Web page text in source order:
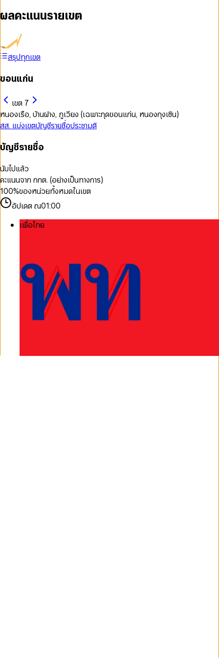
ผลคะแนนรายเขต
สรุปทุกเขต
ขอนแก่น
เขต 7
หนองเรือ, บ้านฝาง, ภูเวียง (เฉพาะกุดขอนแก่น, หนองกุงเซิน)
สส. แบ่งเขตบัญชีรายชื่อประชามติ
บัญชีรายชื่อ
นับไปแล้ว
คะแนนจาก กกต. (อย่างเป็นทางการ)
100%ของหน่วยทั้งหมดในเขต
อัปเดต ณ01:00
เพื่อไทย